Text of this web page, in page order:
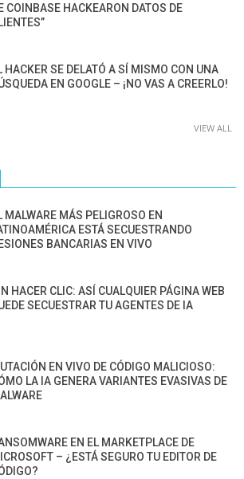
COINBASE HACKEARON DATOS DE
HACKER SE DELATÓ A SÍ MISMO CON UNA
EN GOOGLE – ¡NO VAS A CREERLO!
VIEW ALL
MALWARE MÁS PELIGROSO EN
ESTÁ SECUESTRANDO
BANCARIAS EN VIVO
HACER CLIC: ASÍ CUALQUIER PÁGINA WEB
SECUESTRAR TU AGENTES DE IA
EN VIVO DE CÓDIGO MALICIOSO:
LA IA GENERA VARIANTES EVASIVAS DE
EN EL MARKETPLACE DE
– ¿ESTÁ SEGURO TU EDITOR DE